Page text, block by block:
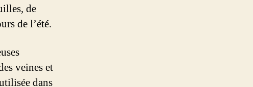
de
de l’été.
veines et
dans